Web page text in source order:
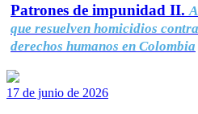
Patrones de impunidad II.
que resuelven homicidios
derechos humanos en Colombia
17 de junio de 2026